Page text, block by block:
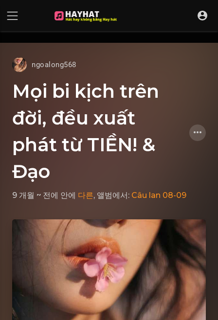
ngoalong568
Mọi bi kịch trên
đời, đều xuất
phát từ TIỀN! &
Đạo
9 개월 ~ 전에 안에 다른, 앨범에서: Câu lan 08-09